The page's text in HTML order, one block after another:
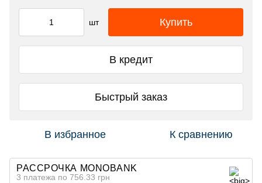
шт Купить
В кредит
Быстрый заказ
В избранное К сравнению
РАССРОЧКА MONOBANK
3 платежа по 756.33 грн